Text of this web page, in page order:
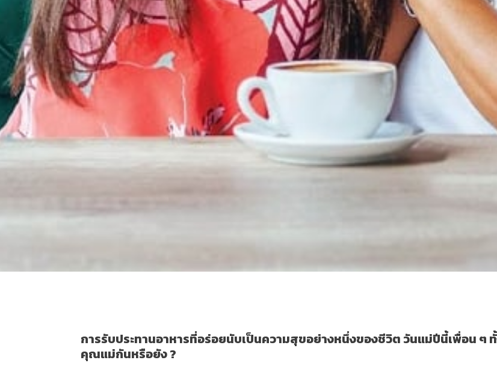
การรับประทานอาหารที่อร่อยนับเป็นความสุขอย่างหนึ่งของชีวิต วันแม่ปีนี้เพื่อน ๆ
คุณแม่กันหรือยัง ?